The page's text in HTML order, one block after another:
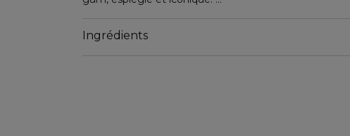
le corps et stimule l'esprit de toutes les #pinkaddicted !
Ingrédients